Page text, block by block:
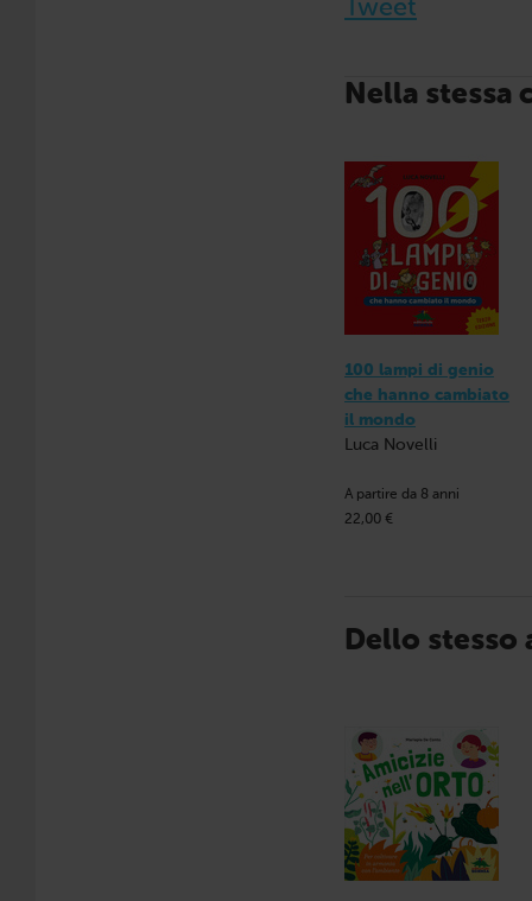
Tweet
Nella stessa
100 lampi di genio
che hanno cambiato
il mondo
Luca Novelli
A partire da 8 anni
22,00 €
Dello stesso